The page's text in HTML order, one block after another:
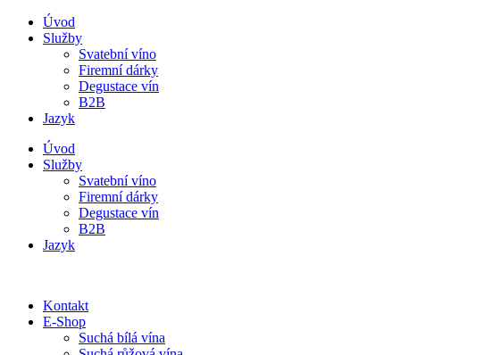
Úvod
Služby
Svatební víno
Firemní dárky
Degustace vín
B2B
Jazyk
Úvod
Služby
Svatební víno
Firemní dárky
Degustace vín
B2B
Jazyk
Kontakt
E-Shop
Suchá bílá vína